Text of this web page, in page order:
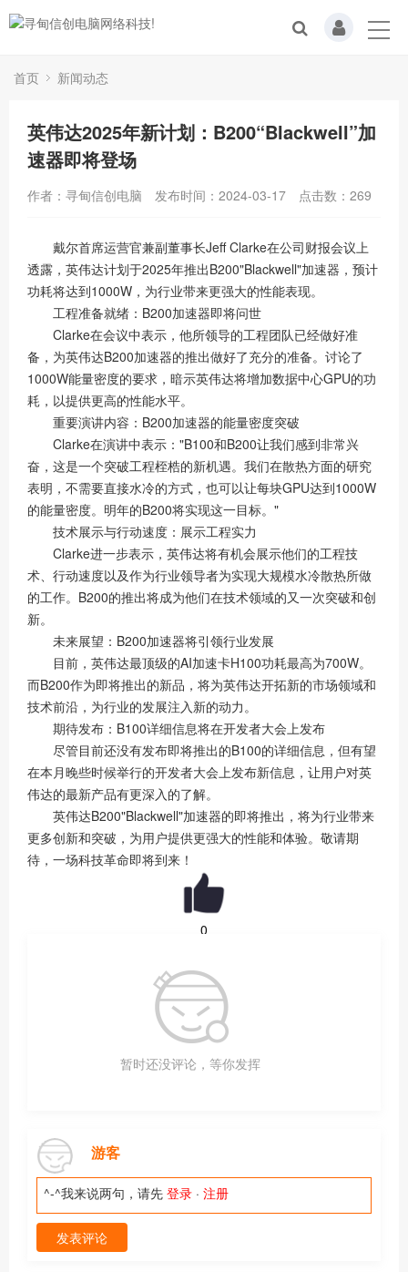
首页 新闻动态
英伟达2025年新计划：B200“Blackwell”加
速器即将登场
作者：寻甸信创电脑 发布时间：2024-03-17 点击数： 269
戴尔首席运营官兼副董事长Jeff Clarke在公司财报会议上
透露，英伟达计划于2025年推出B200"Blackwell"加速器，预计
功耗将达到1000W，为行业带来更强大的性能表现。
工程准备就绪：B200加速器即将问世
Clarke在会议中表示，他所领导的工程团队已经做好准
备，为英伟达B200加速器的推出做好了充分的准备。讨论了
1000W能量密度的要求，暗示英伟达将增加数据中心GPU的功
耗，以提供更高的性能水平。
重要演讲内容：B200加速器的能量密度突破
Clarke在演讲中表示："B100和B200让我们感到非常兴
奋，这是一个突破工程桎梏的新机遇。我们在散热方面的研究
表明，不需要直接水冷的方式，也可以让每块GPU达到1000W
的能量密度。明年的B200将实现这一目标。"
技术展示与行动速度：展示工程实力
Clarke进一步表示，英伟达将有机会展示他们的工程技
术、行动速度以及作为行业领导者为实现大规模水冷散热所做
的工作。B200的推出将成为他们在技术领域的又一次突破和创
新。
未来展望：B200加速器将引领行业发展
目前，英伟达最顶级的AI加速卡H100功耗最高为700W。
而B200作为即将推出的新品，将为英伟达开拓新的市场领域和
技术前沿，为行业的发展注入新的动力。
期待发布：B100详细信息将在开发者大会上发布
尽管目前还没有发布即将推出的B100的详细信息，但有望
在本月晚些时候举行的开发者大会上发布新信息，让用户对英
伟达的最新产品有更深入的了解。
英伟达B200"Blackwell"加速器的即将推出，将为行业带来
更多创新和突破，为用户提供更强大的性能和体验。敬请期
待，一场科技革命即将到来！
0
暂时还没评论，等你发挥
游客
^-^我来说两句，请先 登录 · 注册
发表评论